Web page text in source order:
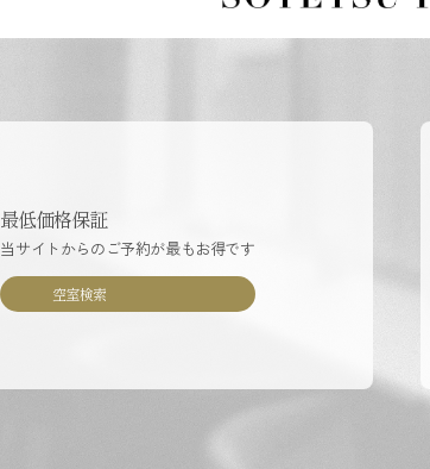
最低価格保証
当サイトからのご予約が最もお得です
空室検索